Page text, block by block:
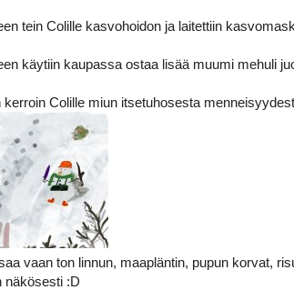
tein Colille kasvohoidon ja laitettiin
käytiin kaupassa ostaa lisää muumi mehuli
Colille miun itsetuhosesta
vaan ton linnun, maapläntin, pupun korvat,
näkösesti :D